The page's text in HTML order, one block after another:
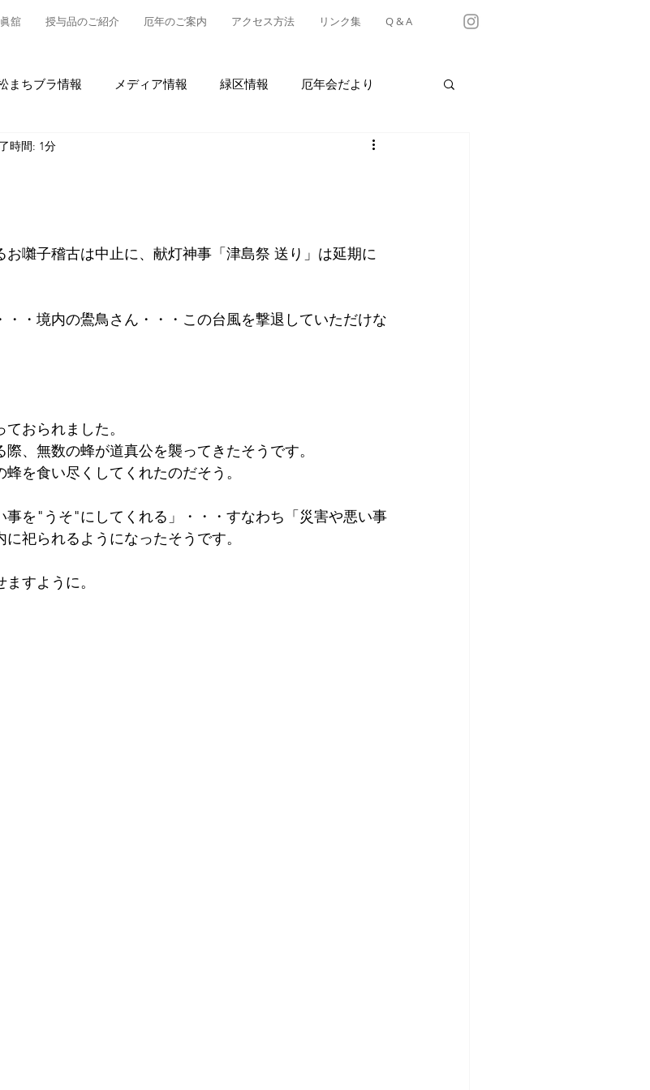
舘 授与品のご紹介 厄年のご案内 アクセス方法 リンク集 Q & A
まちブラ情報 メディア情報 緑区情報 厄年会だより
ついて グルメ・テイクアウト情報
時間: 1分
囃子稽古は中止に、献灯神事「津島祭 送り」は延期に
・境内の鷽鳥さん・・・この台風を撃退していただけな
おられました。
、無数の蜂が道真公を襲ってきたそうです。
を食い尽くしてくれたのだそう。
事を"うそ"にしてくれる」・・・すなわち「災害や悪い事
祀られるようになったそうです。
すように。